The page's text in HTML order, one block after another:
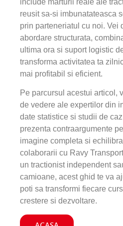
reusit sa-si imbunatateasca
prin parteneriatul cu noi. Vei
abordare structurata,
ultima ora si suport logistic
transforma activitatea ta
mai profitabil si eficient.
Pe parcursul acestui articol,
de vedere ale expertilor din
date statistice si studii de
prezenta contraargumente
imagine completa si
colaborarii cu Ravy
un tractionist independent
camioane, acest ghid te va
poti sa transformi fiecare
crestere si dezvoltare.